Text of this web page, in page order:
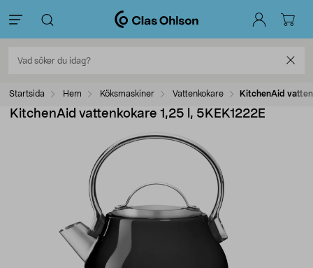
Startsida Hem Köksmaskiner Vattenkokare KitchenAid
KitchenAid vattenkokare 1,25 l, 5KEK1222E